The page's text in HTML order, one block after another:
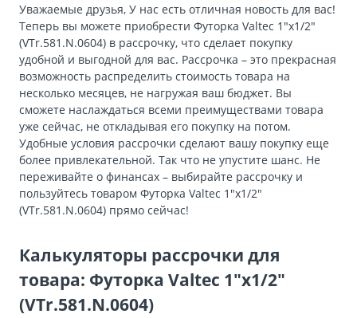
Уважаемые друзья, У нас есть отличная новость для вас!
Теперь вы можете приобрести Футорка Valtec 1″х1/2″
(VTr.581.N.0604) в рассрочку, что сделает покупку
удобной и выгодной для вас. Рассрочка – это прекрасная
возможность распределить стоимость товара на
несколько месяцев, не нагружая ваш бюджет. Вы
сможете наслаждаться всеми преимуществами товара
уже сейчас, не откладывая его покупку на потом.
Удобные условия рассрочки сделают вашу покупку еще
более привлекательной. Так что не упустите шанс. Не
переживайте о финансах – выбирайте рассрочку и
пользуйтесь товаром Футорка Valtec 1″х1/2″
(VTr.581.N.0604) прямо сейчас!
Калькуляторы рассрочки для
товара: Футорка Valtec 1″х1/2″
(VTr.581.N.0604)